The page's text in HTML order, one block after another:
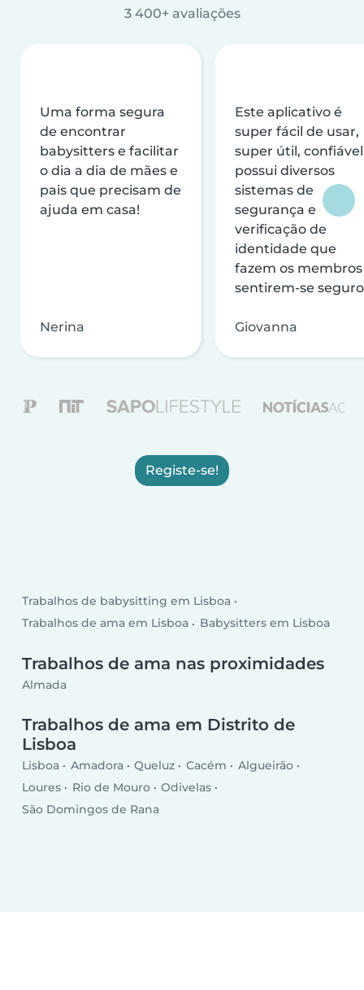
3 400+ avaliações
Uma forma segura
de encontrar
babysitters e facilitar
o dia a dia de mães e
pais que precisam de
ajuda em casa!
Nerina
Este aplicativo é
super fácil de usar,
super útil,
possui diversos
sistemas de
segurança e
verificação de
identidade que
fazem os membros
sentirem-se
Giovanna
Registe-se!
Trabalhos de babysitting em Lisboa
Trabalhos de ama em Lisboa
Babysitters em Lisboa
Trabalhos de ama nas proximidades
Almada
Trabalhos de ama em Distrito de
Lisboa
Lisboa Amadora Queluz Cacém
Algueirão
Loures
Rio de Mouro
Odivelas
São Domingos de Rana